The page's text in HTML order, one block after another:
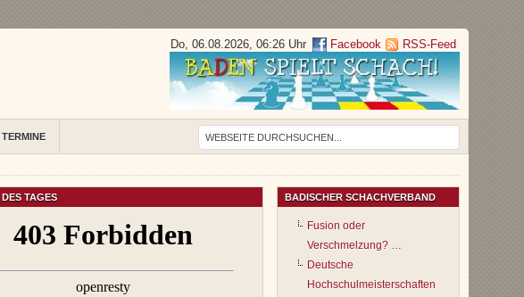
Do, 06.08.2026, 06:26 Uhr Facebook RSS-Feed
TERMINE
TAGES BADISCHER SCHACHVERBAND
Fusion oder
Verschmelzung? …
Deutsche
Hochschulmeisterschaften